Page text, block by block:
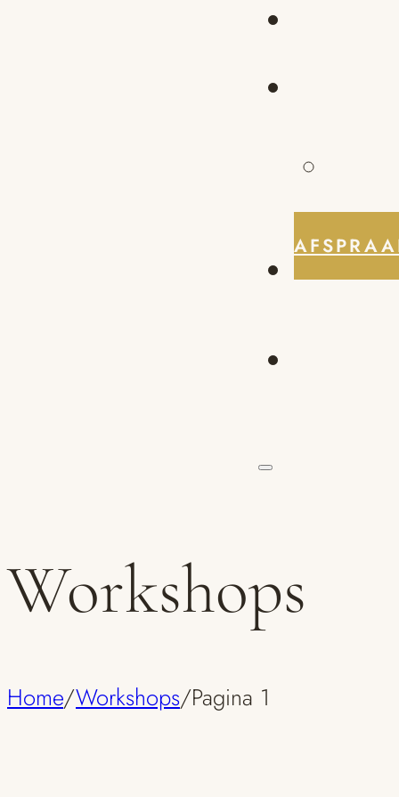
Workshops
Home/Workshops/Pagina 1